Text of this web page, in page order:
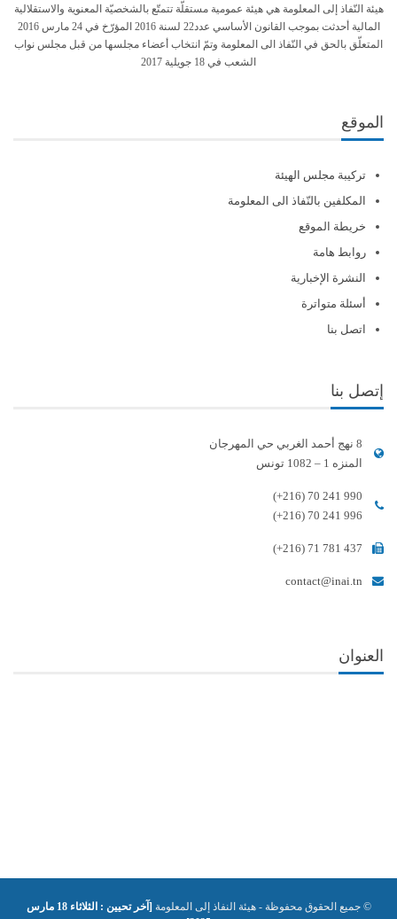
هيئة النّفاذ إلى المعلومة هي هيئة عمومية مستقلّة تتمتّع بالشخصيّة المعنوية والاستقلالية
المالية أحدثت بموجب القانون الأساسي عدد22 لسنة 2016 المؤرّخ في 24 مارس 2016
المتعلّق بالحق في النّفاذ الى المعلومة وتمّ انتخاب أعضاء مجلسها من قبل مجلس نواب
الشعب في 18 جويلية 2017
الموقع
تركيبة مجلس الهيئة
المكلفين بالنّفاذ الى المعلومة
خريطة الموقع
روابط هامة
النشرة الإخبارية
أسئلة متواترة
اتصل بنا
إتصل بنا
8 نهج أحمد الغربي حي المهرجان
المنزه 1 – 1082 تونس
(+216) 70 241 990
(+216) 70 241 996
(+216) 71 781 437
contact@inai.tn
العنوان
© جميع الحقوق محفوظة - هيئة النفاذ إلى المعلومة
[آخر تحيين : الثلاثاء 18 مارس